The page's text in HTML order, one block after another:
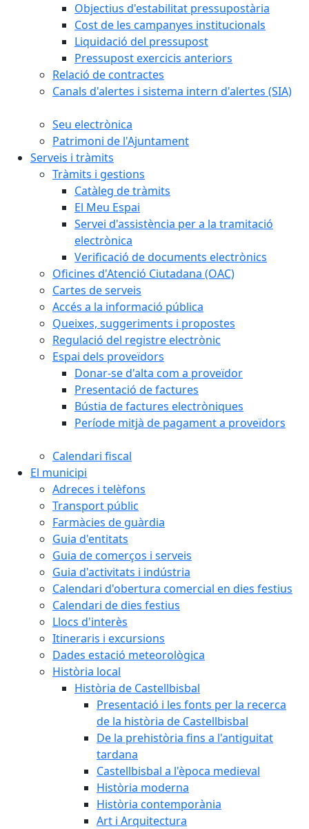
Objectius d'estabilitat pressupostària
Cost de les campanyes institucionals
Liquidació del pressupost
Pressupost exercicis anteriors
Relació de contractes
Canals d'alertes i sistema intern d'alertes (SIA)
Seu electrònica
Patrimoni de l'Ajuntament
Serveis i tràmits
Tràmits i gestions
Catàleg de tràmits
El Meu Espai
Servei d'assistència per a la tramitació
electrònica
Verificació de documents electrònics
Oficines d'Atenció Ciutadana (OAC)
Cartes de serveis
Accés a la informació pública
Queixes, suggeriments i propostes
Regulació del registre electrònic
Espai dels proveïdors
Donar-se d'alta com a proveïdor
Presentació de factures
Bústia de factures electròniques
Període mitjà de pagament a proveïdors
Calendari fiscal
El municipi
Adreces i telèfons
Transport públic
Farmàcies de guàrdia
Guia d'entitats
Guia de comerços i serveis
Guia d'activitats i indústria
Calendari d'obertura comercial en dies festius
Calendari de dies festius
Llocs d'interès
Itineraris i excursions
Dades estació meteorològica
Història local
Història de Castellbisbal
Presentació i les fonts per la recerca
de la història de Castellbisbal
De la prehistòria fins a l'antiguitat
tardana
Castellbisbal a l'època medieval
Història moderna
Història contemporània
Art i Arquitectura